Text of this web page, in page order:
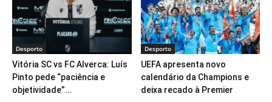
Desporto
Vitória SC vs FC Alverca: Luís
Pinto pede “paciência e
objetividade”...
Desporto
UEFA apresenta novo
calendário da Champions e
deixa recado à Premier